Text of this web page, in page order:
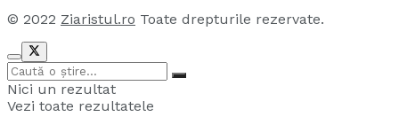
© 2022 Ziaristul.ro Toate drepturile rezervate.
Nici un rezultat
Vezi toate rezultatele